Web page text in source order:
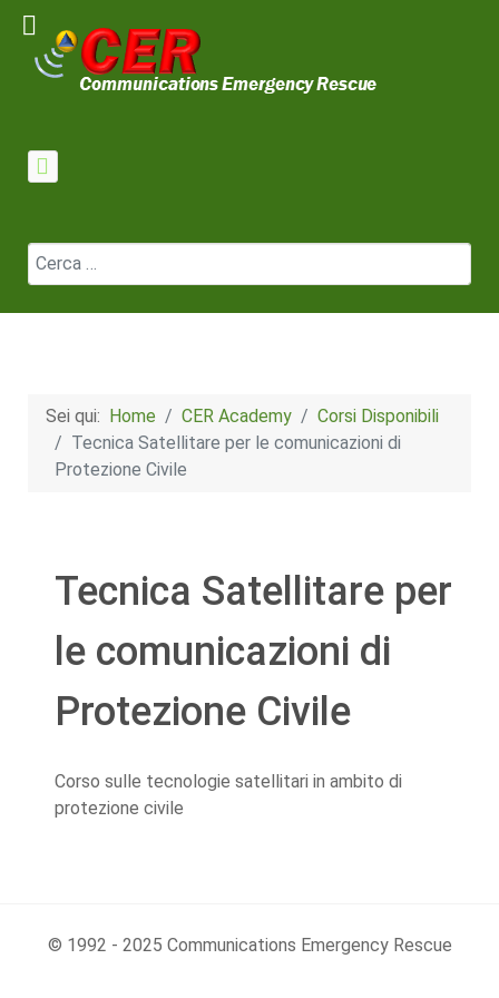
Cerca
Sei qui: Home CER Academy
Corsi Disponibili
Tecnica Satellitare per le comunicazioni di
Protezione Civile
Tecnica Satellitare per
le comunicazioni di
Protezione Civile
Corso sulle tecnologie satellitari in ambito di
protezione civile
© 1992 - 2025 Communications Emergency Rescue